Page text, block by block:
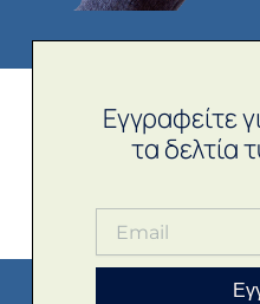
Εγγραφείτε
τα δελτία